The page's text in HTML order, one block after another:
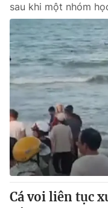
sau khi một nhóm
Cá voi liên tục